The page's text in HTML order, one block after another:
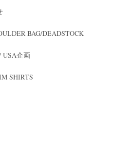
BAG/DEADSTOCK
USA企画
SHIRTS